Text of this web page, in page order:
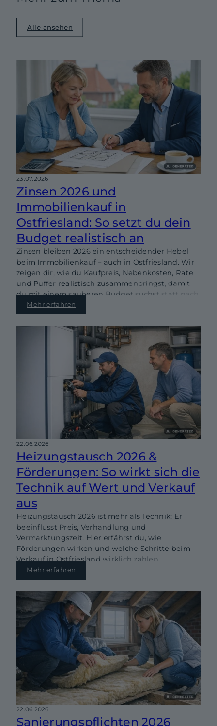
Alle ansehen
23.07.2026
Zinsen 2026 und
Immobilienkauf in
Ostfriesland: So setzt du dein
Budget realistisch an
Zinsen bleiben 2026 ein entscheidender Hebel
beim Immobilienkauf – auch in Ostfriesland. Wir
zeigen dir, wie du Kaufpreis, Nebenkosten, Rate
und Puffer realistisch zusammenbringst, damit
du mit einem sauberen Budget suchst statt nach
Bauchgefühl.
Mehr erfahren
22.06.2026
Heizungstausch 2026 &
Förderungen: So wirkt sich die
Technik auf Wert und Verkauf
aus
Heizungstausch 2026 ist mehr als Technik: Er
beeinflusst Preis, Verhandlung und
Vermarktungszeit. Hier erfährst du, wie
Förderungen wirken und welche Schritte beim
Verkauf in Ostfriesland wirklich zählen.
Mehr erfahren
22.06.2026
Sanierungspflichten 2026